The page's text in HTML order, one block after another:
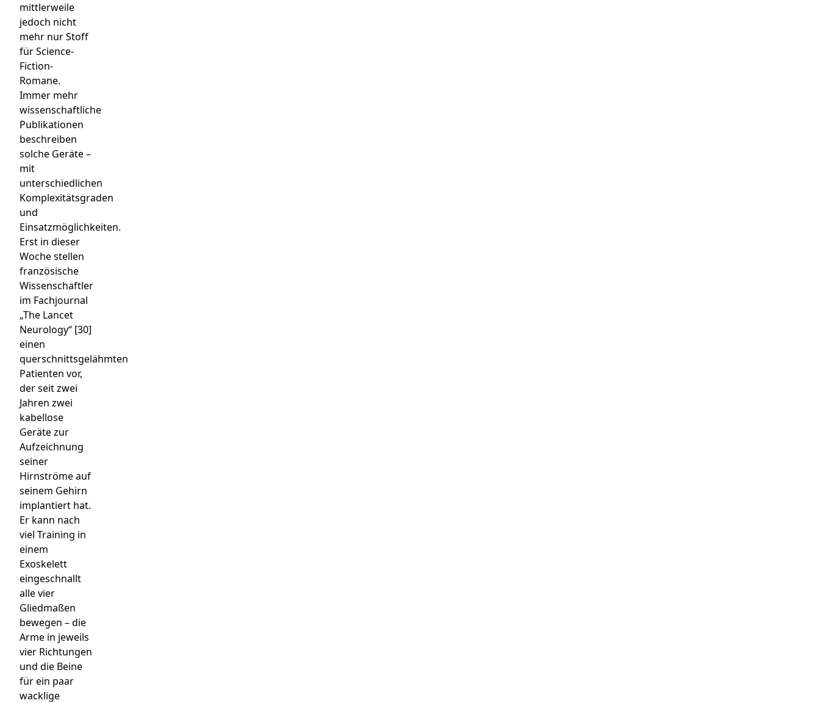
mittlerweile
jedoch nicht
mehr nur Stoff
für Science-
Fiction-
Romane.
Immer mehr
wissenschaftliche
Publikationen
beschreiben
solche Geräte –
mit
unterschiedlichen
Komplexitätsgraden
und
Einsatzmöglichkeiten.
Erst in dieser
Woche stellen
französische
Wissenschaftler
im Fachjournal
„The Lancet
Neurology“ [30]
einen
querschnittsgelähmten
Patienten vor,
der seit zwei
Jahren zwei
kabellose
Geräte zur
Aufzeichnung
seiner
Hirnströme auf
seinem Gehirn
implantiert hat.
Er kann nach
viel Training in
einem
Exoskelett
eingeschnallt
alle vier
Gliedmaßen
bewegen – die
Arme in jeweils
vier Richtungen
und die Beine
für ein paar
wacklige